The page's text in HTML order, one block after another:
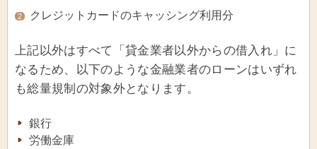
2 クレジットカードのキャッシング利用分
上記以外はすべて「貸金業者以外からの借入れ」に
なるため、以下のような金融業者のローンはいずれ
も総量規制の対象外となります。
銀行
労働金庫